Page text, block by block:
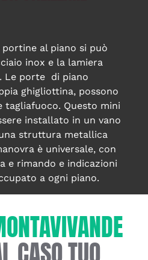
portine al piano si può
inox e la lamiera
Le porte di piano
ghigliottina, possono
tagliafuoco. Questo mini
installato in un vano
struttura metallica
è universale, con
e rimando e indicazioni
a ogni piano.